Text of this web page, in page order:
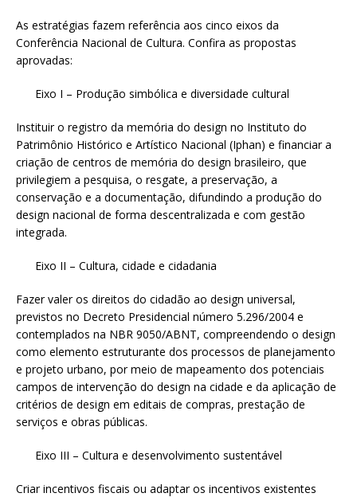
As estratégias fazem referência aos cinco eixos da
Conferência Nacional de Cultura. Confira as propostas
aprovadas:
Eixo I – Produção simbólica e diversidade cultural
Instituir o registro da memória do design no Instituto do
Patrimônio Histórico e Artístico Nacional (Iphan) e financiar a
criação de centros de memória do design brasileiro, que
privilegiem a pesquisa, o resgate, a preservação, a
conservação e a documentação, difundindo a produção do
design nacional de forma descentralizada e com gestão
integrada.
Eixo II – Cultura, cidade e cidadania
Fazer valer os direitos do cidadão ao design universal,
previstos no Decreto Presidencial número 5.296/2004 e
contemplados na NBR 9050/ABNT, compreendendo o design
como elemento estruturante dos processos de planejamento
e projeto urbano, por meio de mapeamento dos potenciais
campos de intervenção do design na cidade e da aplicação de
critérios de design em editais de compras, prestação de
serviços e obras públicas.
Eixo III – Cultura e desenvolvimento sustentável
Criar incentivos fiscais ou adaptar os incentivos existentes